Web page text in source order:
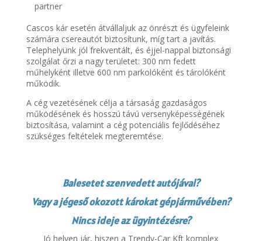
partner
Cascos kár esetén átvállaljuk az önrészt és ügyfeleink
számára csereautót biztosítunk, míg tart a javítás.
Telephelyünk jól frekventált, és éjjel-nappal biztonsági
szolgálat őrzi a nagy területet: 300 nm fedett
műhelyként illetve 600 nm parkolóként és tárolóként
működik.
A cég vezetésének célja a társaság gazdaságos
működésének és hosszú távú versenyképességének
biztosítása, valamint a cég potenciális fejlődéséhez
szükséges feltételek megteremtése.
Balesetet szenvedett autójával?
Vagy a jégeső okozott károkat gépjárművében?
Nincs ideje az ügyintézésre?
Jó helyen jár, hiszen a Trendy-Car Kft komplex